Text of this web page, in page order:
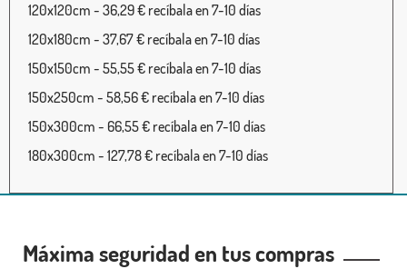
120x120cm - 36,29 € recíbala en 7-10 días
120x180cm - 37,67 € recíbala en 7-10 días
150x150cm - 55,55 € recíbala en 7-10 días
150x250cm - 58,56 € recíbala en 7-10 días
150x300cm - 66,55 € recíbala en 7-10 días
180x300cm - 127,78 € recíbala en 7-10 días
Máxima seguridad en tus compras